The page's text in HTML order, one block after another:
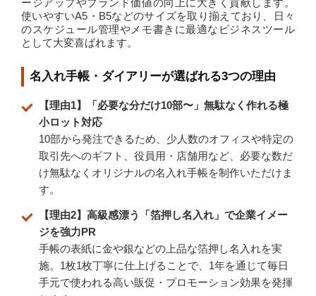
ージアップやブランド価値の向上に大きく貢献します。
使いやすいA5・B5などのサイズを取り揃えており、日々
のスケジュール管理やメモ書きに最適なビジネスツール
として大変喜ばれます。
名入れ手帳・ダイアリーが選ばれる3つの理由
【理由1】「必要な分だけ10部〜」無駄なく作れる極
小ロット対応
10部から発注できるため、少人数のオフィスや特定の
取引先へのギフト、役員用・店舗用など、必要な数だ
け無駄なくオリジナルの名入れ手帳を制作いただけま
す。
【理由2】高級感漂う「箔押し名入れ」で企業イメー
ジを強力PR
手帳の表紙に金や銀などの上品な箔押し名入れを実
施。1枚1枚丁寧に仕上げることで、1年を通じて毎日
手元で使われる高い販促・プロモーション効果を発揮